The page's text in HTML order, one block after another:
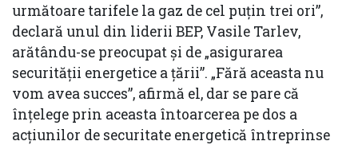
următoare tarifele la gaz de cel puțin trei ori”,
declară unul din liderii BEP, Vasile Tarlev,
arătându-se preocupat și de „asigurarea
securității energetice a țării”. „Fără aceasta nu
vom avea succes”, afirmă el, dar se pare că
înțelege prin aceasta întoarcerea pe dos a
acțiunilor de securitate energetică întreprinse